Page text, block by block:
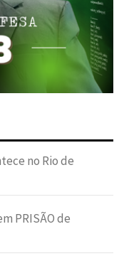
no Rio de
PRISÃO de